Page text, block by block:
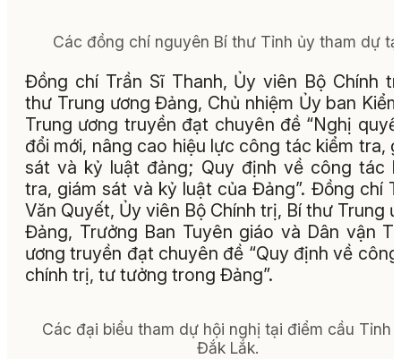
Các đồng chí nguyên Bí thư Tỉnh ủy tham dự
Đồng chí Trần Sĩ Thanh, Ủy viên Bộ Chính
thư Trung ương Đảng, Chủ nhiệm Ủy ban
Trung ương truyền đạt chuyên đề “Nghị
đổi mới, nâng cao hiệu lực công tác kiểm tra,
sát và kỷ luật đảng; Quy định về công tác
tra, giám sát và kỷ luật của Đảng”. Đồng chí
Văn Quyết, Ủy viên Bộ Chính trị, Bí thư Trung
Đảng, Trưởng Ban Tuyên giáo và Dân vận
ương truyền đạt chuyên đề “Quy định về
chính trị, tư tưởng trong Đảng”.
Các đại biểu tham dự hội nghị tại điểm cầu Tỉnh
Đắk Lắk.